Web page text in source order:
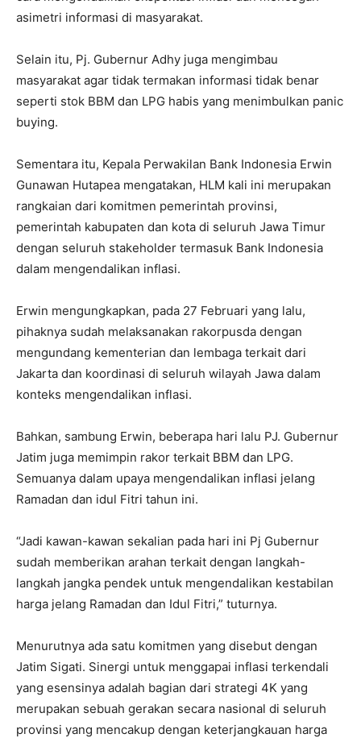
asimetri informasi di masyarakat.
Selain itu, Pj. Gubernur Adhy juga mengimbau
masyarakat agar tidak termakan informasi tidak benar
seperti stok BBM dan LPG habis yang menimbulkan panic
buying.
Sementara itu, Kepala Perwakilan Bank Indonesia Erwin
Gunawan Hutapea mengatakan, HLM kali ini merupakan
rangkaian dari komitmen pemerintah provinsi,
pemerintah kabupaten dan kota di seluruh Jawa Timur
dengan seluruh stakeholder termasuk Bank Indonesia
dalam mengendalikan inflasi.
Erwin mengungkapkan, pada 27 Februari yang lalu,
pihaknya sudah melaksanakan rakorpusda dengan
mengundang kementerian dan lembaga terkait dari
Jakarta dan koordinasi di seluruh wilayah Jawa dalam
konteks mengendalikan inflasi.
Bahkan, sambung Erwin, beberapa hari lalu PJ. Gubernur
Jatim juga memimpin rakor terkait BBM dan LPG.
Semuanya dalam upaya mengendalikan inflasi jelang
Ramadan dan idul Fitri tahun ini.
“Jadi kawan-kawan sekalian pada hari ini Pj Gubernur
sudah memberikan arahan terkait dengan langkah-
langkah jangka pendek untuk mengendalikan kestabilan
harga jelang Ramadan dan Idul Fitri,” tuturnya.
Menurutnya ada satu komitmen yang disebut dengan
Jatim Sigati. Sinergi untuk menggapai inflasi terkendali
yang esensinya adalah bagian dari strategi 4K yang
merupakan sebuah gerakan secara nasional di seluruh
provinsi yang mencakup dengan keterjangkauan harga